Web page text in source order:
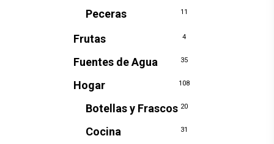
Peceras 11
Frutas 4
Fuentes de Agua 35
Hogar 108
Botellas y Frascos 20
Cocina 31